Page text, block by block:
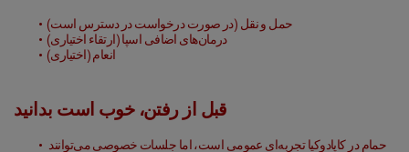
حمل و نقل (در صورت درخواست در دسترس است)
درمان‌های اضافی اسپا (ارتقاء اختیاری)
انعام (اختیاری)
قبل از رفتن، خوب است بدانید